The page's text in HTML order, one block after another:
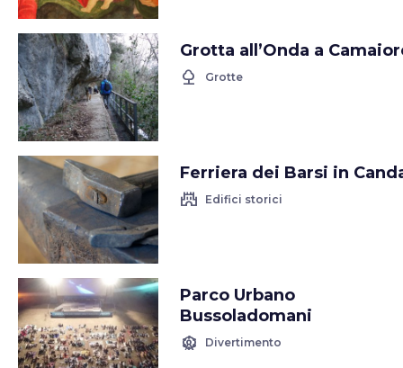
Grotta all’Onda a
nature Grotte
Ferriera dei Barsi in
castle Edifici storici
Parco Urbano
Bussoladomani
attractions Divertimento